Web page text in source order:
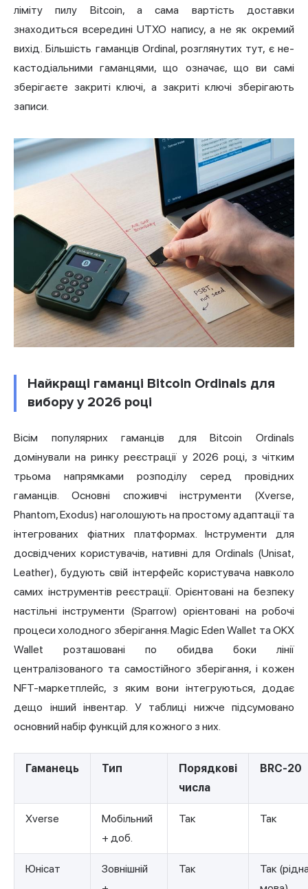
ліміту пилу Bitcoin, а сама вартість доставки
знаходиться всередині UTXO напису, а не як окремий
вихід. Більшість гаманців Ordinal, розглянутих тут, є не-
кастодіальними гаманцями, що означає, що ви самі
зберігаєте закриті ключі, а закриті ключі зберігають
записи.
Найкращі гаманці Bitcoin Ordinals для
вибору у 2026 році
Вісім популярних гаманців для Bitcoin Ordinals
домінували на ринку реєстрації у 2026 році, з чітким
трьома напрямками розподілу серед провідних
гаманців. Основні споживчі інструменти (Xverse,
Phantom, Exodus) наголошують на простому адаптації та
інтегрованих фіатних платформах. Інструменти для
досвідчених користувачів, нативні для Ordinals (Unisat,
Leather), будують свій інтерфейс користувача навколо
самих інструментів реєстрації. Орієнтовані на безпеку
настільні інструменти (Sparrow) орієнтовані на робочі
процеси холодного зберігання.Magic Eden Wallet та OKX
Wallet розташовані по обидва боки лінії
централізованого та самостійного зберігання, і кожен
NFT-маркетплейс, з яким вони інтегруються, додає
дещо інший інвентар. У таблиці нижче підсумовано
основний набір функцій для кожного з них.
Гаманець Тип
Порядкові
числа
BRC-20
Xverse
Мобільний
+ доб.
Так Так
Юнісат
Зовнішній
Так
Так